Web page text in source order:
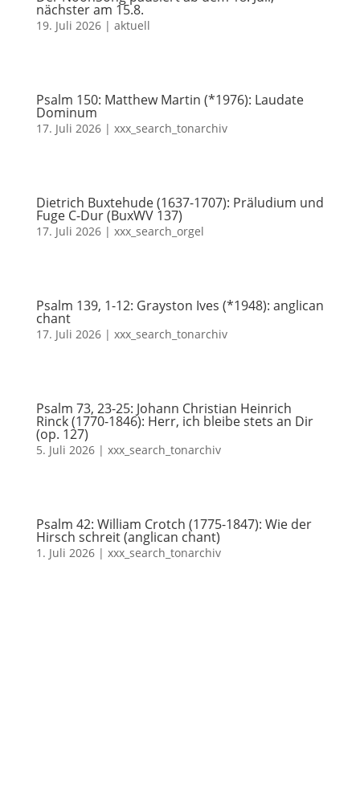
nächster am 15.8.
19. Juli 2026| aktuell
Psalm 150: Matthew Martin (*1976): Laudate
Dominum
17. Juli 2026| xxx_search_tonarchiv
Dietrich Buxtehude (1637-1707): Präludium und
Fuge C-Dur (BuxWV 137)
17. Juli 2026| xxx_search_orgel
Psalm 139, 1-12: Grayston Ives (*1948): anglican
chant
17. Juli 2026| xxx_search_tonarchiv
Psalm 73, 23-25: Johann Christian Heinrich
Rinck (1770-1846): Herr, ich bleibe stets an Dir
(op. 127)
5. Juli 2026| xxx_search_tonarchiv
Psalm 42: William Crotch (1775-1847): Wie der
Hirsch schreit (anglican chant)
1. Juli 2026| xxx_search_tonarchiv